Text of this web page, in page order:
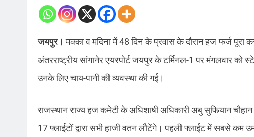
जयपुर।मक्का व मदिना में 48 दिन के प्रवास के दौरान हज फर्ज पूरा
अंतरराष्ट्रीय सांगानेर एयरपोर्ट जयपुर के टर्मिनल-1 पर मंगलवार को
उनके लिए चाय-पानी की व्यवस्था की गई।
राजस्थान राज्य हज कमेटी के अधिशाषी अधिकारी अबु सुफियान
17 फ्लाईटों द्वारा सभी हाजी वतन लौटेंगे। पहली फ्लाईट में सबसे